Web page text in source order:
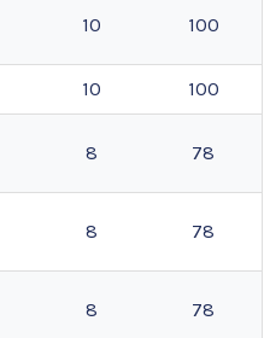
10 100
10 100
8 78
8 78
8 78